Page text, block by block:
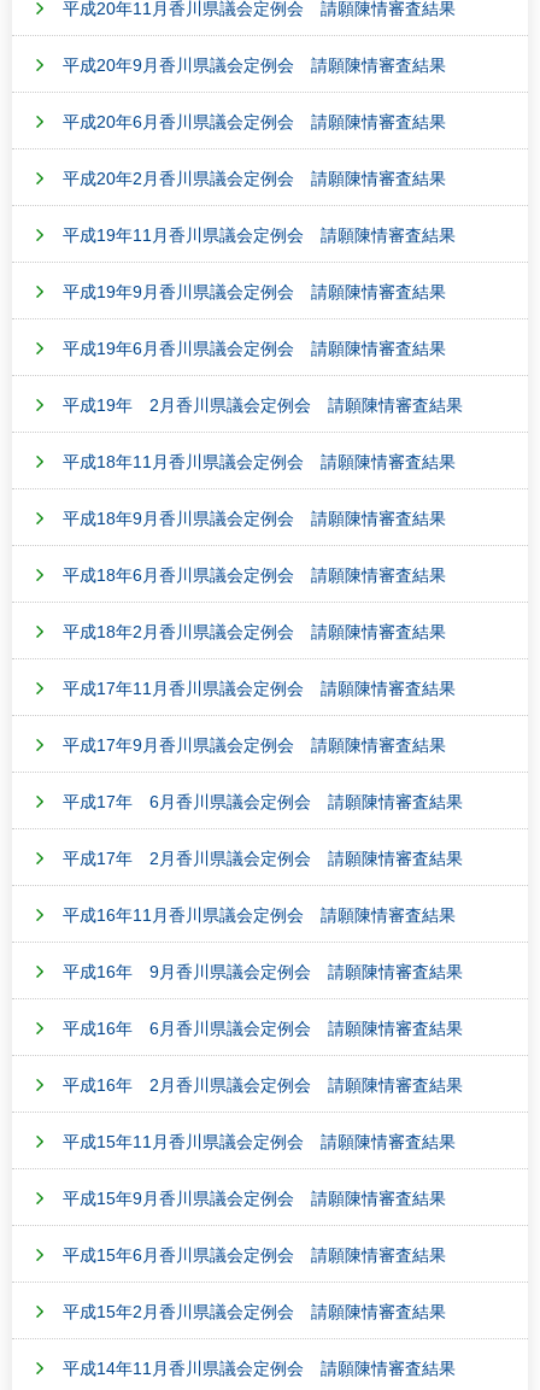
平成20年11月香川県議会定例会 請願陳情審査結果
平成20年9月香川県議会定例会 請願陳情審査結果
平成20年6月香川県議会定例会 請願陳情審査結果
平成20年2月香川県議会定例会 請願陳情審査結果
平成19年11月香川県議会定例会 請願陳情審査結果
平成19年9月香川県議会定例会 請願陳情審査結果
平成19年6月香川県議会定例会 請願陳情審査結果
平成19年 2月香川県議会定例会 請願陳情審査結果
平成18年11月香川県議会定例会 請願陳情審査結果
平成18年9月香川県議会定例会 請願陳情審査結果
平成18年6月香川県議会定例会 請願陳情審査結果
平成18年2月香川県議会定例会 請願陳情審査結果
平成17年11月香川県議会定例会 請願陳情審査結果
平成17年9月香川県議会定例会 請願陳情審査結果
平成17年 6月香川県議会定例会 請願陳情審査結果
平成17年 2月香川県議会定例会 請願陳情審査結果
平成16年11月香川県議会定例会 請願陳情審査結果
平成16年 9月香川県議会定例会 請願陳情審査結果
平成16年 6月香川県議会定例会 請願陳情審査結果
平成16年 2月香川県議会定例会 請願陳情審査結果
平成15年11月香川県議会定例会 請願陳情審査結果
平成15年9月香川県議会定例会 請願陳情審査結果
平成15年6月香川県議会定例会 請願陳情審査結果
平成15年2月香川県議会定例会 請願陳情審査結果
平成14年11月香川県議会定例会 請願陳情審査結果